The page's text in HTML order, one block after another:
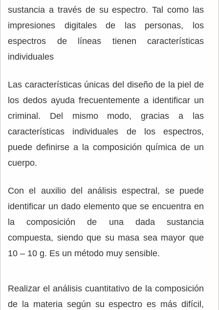
sustancia a través de su espectro. Tal como las
impresiones digitales de las personas, los
espectros de líneas tienen características
individuales
Las características únicas del diseño de la piel de
los dedos ayuda frecuentemente a identificar un
criminal. Del mismo modo, gracias a las
características individuales de los espectros,
puede definirse a la composición química de un
cuerpo.
Con el auxilio del análisis espectral, se puede
identificar un dado elemento que se encuentra en
la composición de una dada sustancia
compuesta, siendo que su masa sea mayor que
10 – 10 g. Es un método muy sensible.
Realizar el análisis cuantitativo de la composición
de la materia según su espectro es más difícil,